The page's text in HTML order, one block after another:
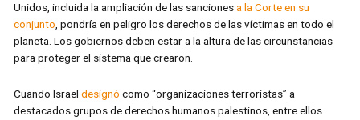
Unidos, incluida la ampliación de las sancionesa la Corte en su
conjunto, pondría en peligro los derechos de las víctimas en todo el
planeta. Los gobiernos deben estar a la altura de las circunstancias
para proteger el sistema que crearon.
Cuando Israeldesignó como “organizaciones terroristas” a
destacados grupos de derechos humanos palestinos, entre ellos